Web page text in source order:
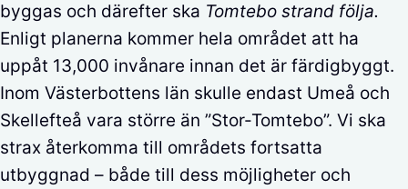
byggas och därefter ska Tomtebo strand följa.
Enligt planerna kommer hela området att ha
uppåt 13,000 invånare innan det är färdigbyggt.
Inom Västerbottens län skulle endast Umeå och
Skellefteå vara större än ”Stor-Tomtebo”. Vi ska
strax återkomma till områdets fortsatta
utbyggnad – både till dess möjligheter och